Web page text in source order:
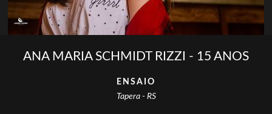
ANA MARIA SCHMIDT RIZZI - 15 ANOS
ENSAIO
Tapera - RS